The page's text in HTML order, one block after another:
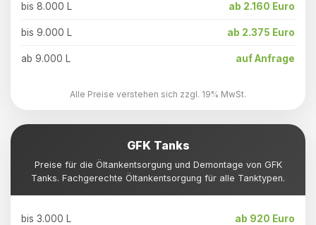
bis 8.000 L ab 2.160 Euro
bis 9.000 L ab 2.375 Euro
ab 9.000 L auf Anfrage
Alle Preise verstehen sich zzgl. 19% MwSt.
GFK Tanks
Preise für die Öltankentsorgung und Demontage von GFK
Tanks. Fachgerechte Öltankentsorgung für alle Tanktypen.
bis 3.000 L ab 920 Euro